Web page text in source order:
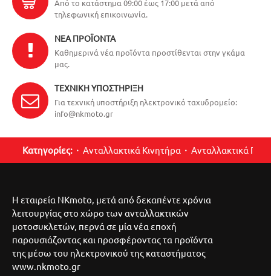
Από το κατάστημα 09:00 έως 17:00 μετά από
τηλεφωνική επικοινωνία.
ΝΈΑ ΠΡΟΪΌΝΤΑ
Καθημερινά νέα προϊόντα προστίθενται στην γκάμα
μας.
ΤΕΧΝΙΚΉ ΥΠΟΣΤΉΡΙΞΗ
Για τεχνική υποστήριξη ηλεκτρονικό ταχυδρομείο:
info@nkmoto.gr
Κατηγορίες: Ανταλλακτικά Κινητήρα Ανταλλακτικά
Η εταιρεία NKmoto, μετά από δεκαπέντε χρόνια
λειτουργίας στο χώρο των ανταλλακτικών
μοτοσυκλετών, περνά σε μία νέα εποχή
παρουσιάζοντας και προσφέροντας τα προϊόντα
της μέσω του ηλεκτρονικού της καταστήματος
www.nkmoto.gr